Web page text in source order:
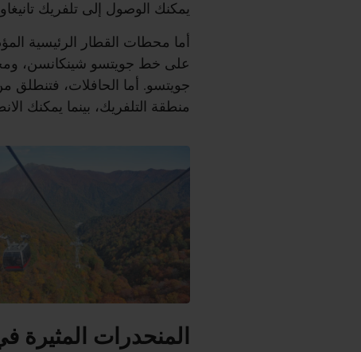
يمكنك الوصول إلى تلفريك
أما محطات القطار الرئيسية
على خط جويتسو شينكانسن،
جويتسو. أما الحافلات، فتنطلق
منطقة التلفريك، بينما يمكنك
المنحدرات المثيرة